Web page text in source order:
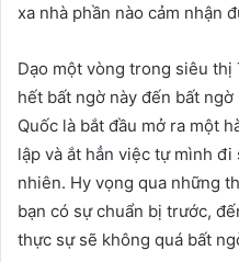
xa nhà phần nào cảm nhận
Dạo một vòng trong siêu
hết bất ngờ này đến bất
Quốc là bắt đầu mở ra một
lập và ắt hẳn việc tự mình
nhiên. Hy vọng qua những
bạn có sự chuẩn bị trước,
thực sự sẽ không quá bất